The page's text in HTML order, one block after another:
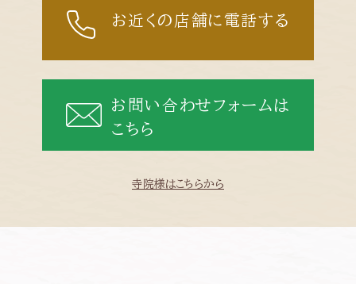
お近くの店舗に電話する
お問い合わせフォームは
こちら
寺院様はこちらから